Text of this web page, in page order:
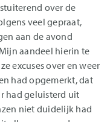
over de
veel gepraat,
aan de avond
aandeel hierin te
excuses over en weer
had opgemerkt, dat
had geluisterd uit
niet duidelijk had